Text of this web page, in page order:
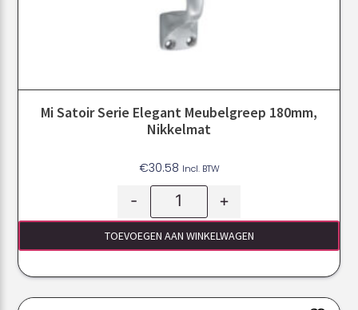
Mi Satoir Serie Elegant Meubelgreep 180mm,
Nikkelmat
€30.58 Incl. BTW
- +
TOEVOEGEN AAN WINKELWAGEN